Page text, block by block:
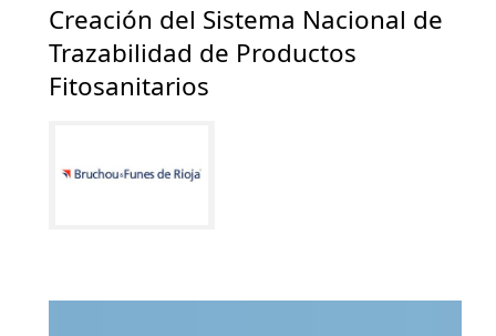
Creación del Sistema Nacional de
Trazabilidad de Productos
Fitosanitarios